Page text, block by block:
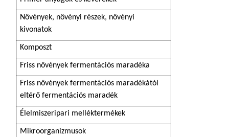
Növények, növényi részek, növényi
kivonatok
Komposzt
Friss növények fermentációs maradéka
Friss növények fermentációs maradékától
eltérő fermentációs maradék
Élelmiszeripari melléktermékek
Mikroorganizmusok